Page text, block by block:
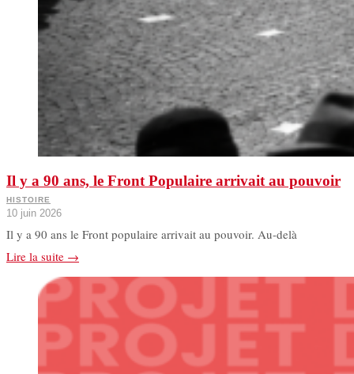
Il y a 90 ans, le Front Populaire arrivait au pouvoir
HISTOIRE
10 juin 2026
Il y a 90 ans le Front populaire arrivait au pouvoir. Au-delà
Lire la suite →